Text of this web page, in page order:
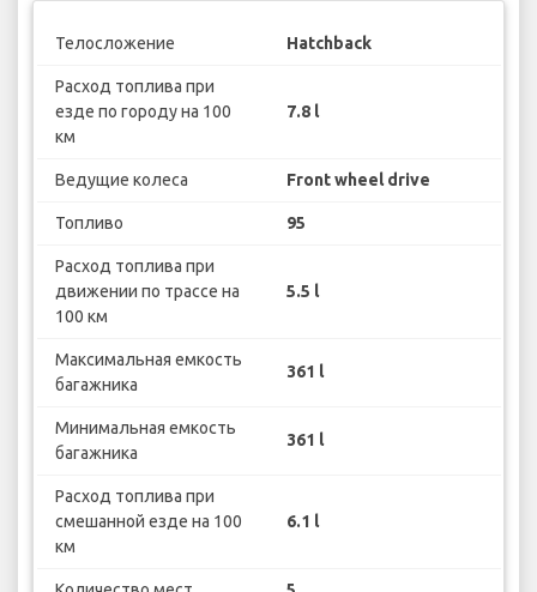
Телосложение Hatchback
Расход топлива при
езде по городу на 100
км
7.8 l
Ведущие колеса Front wheel drive
Топливо 95
Расход топлива при
движении по трассе на
100 км
5.5 l
Максимальная емкость
багажника
361 l
Минимальная емкость
багажника
361 l
Расход топлива при
смешанной езде на 100
км
6.1 l